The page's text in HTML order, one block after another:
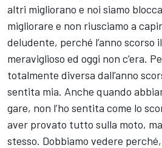
altri migliorano e noi siamo
migliorare e non riusciamo a
deludente, perché l’anno scorso
meraviglioso ed oggi non c’era.
totalmente diversa dall’anno
sentita mia. Anche quando
gare, non l’ho sentita come lo
aver provato tutto sulla moto,
stesso. Dobbiamo vedere